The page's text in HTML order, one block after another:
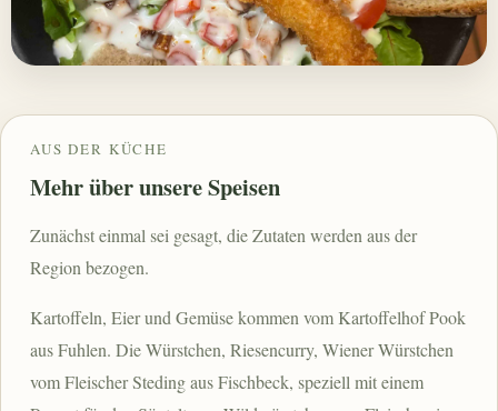
AUS DER KÜCHE
Mehr über unsere Speisen
Zunächst einmal sei gesagt, die Zutaten werden aus der
Region bezogen.
Kartoffeln, Eier und Gemüse kommen vom Kartoffelhof Pook
aus Fuhlen. Die Würstchen, Riesencurry, Wiener Würstchen
vom Fleischer Steding aus Fischbeck, speziell mit einem